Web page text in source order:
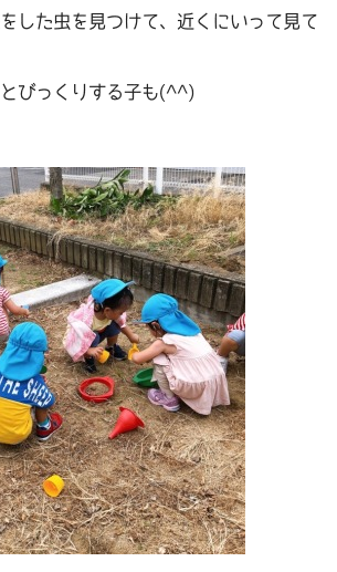
した虫を見つけて、近くにいって見て
びっくりする子も(^^)